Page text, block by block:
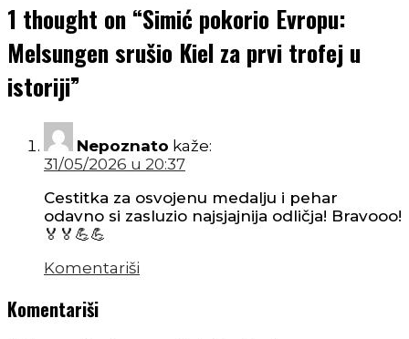
1 thought on “Simić pokorio Evropu:
Melsungen srušio Kiel za prvi trofej u
istoriji”
Nepoznato kaže:
31/05/2026 u 20:37
Cestitka za osvojenu medalju i pehar
odavno si zasluzio najsjajnija odličja! Bravooo!
🏅🏅💪💪
Komentariši
Komentariši